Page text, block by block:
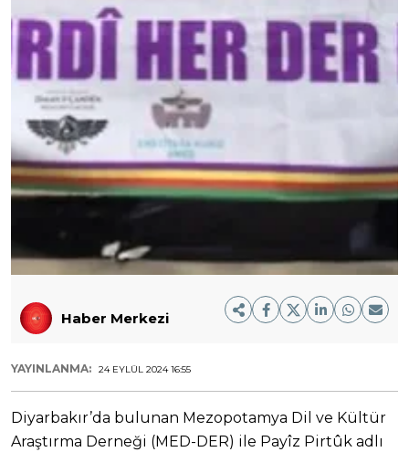
Haber Merkezi
YAYINLANMA: 24 EYLÜL 2024 16:55
Diyarbakır’da bulunan Mezopotamya Dil ve Kültür
Araştırma Derneği (MED-DER) ile Payîz Pirtûk adlı